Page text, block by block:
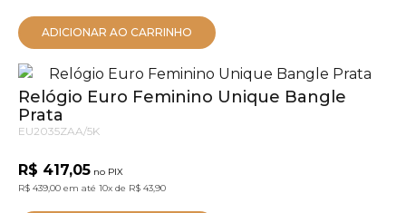
ADICIONAR AO CARRINHO
Relógio Euro Feminino Unique Bangle
Prata
EU2035ZAA/5K
R$ 417,05 no PIX
R$ 439,00 em até 10x de R$ 43,90